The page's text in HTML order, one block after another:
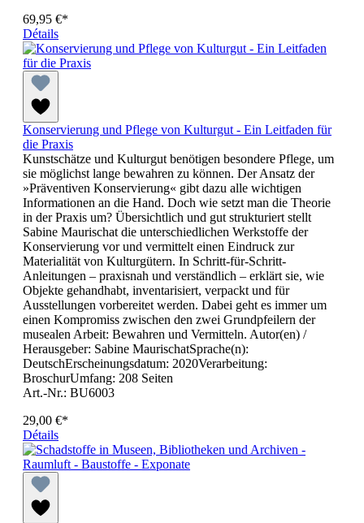
69,95 €*
Détails
Konservierung und Pflege von Kulturgut - Ein Leitfaden für
die Praxis
Kunstschätze und Kulturgut benötigen besondere Pflege, um
sie möglichst lange bewahren zu können. Der Ansatz der
»Präventiven Konservierung« gibt dazu alle wichtigen
Informationen an die Hand. Doch wie setzt man die Theorie
in der Praxis um? Übersichtlich und gut strukturiert stellt
Sabine Maurischat die unterschiedlichen Werkstoffe der
Konservierung vor und vermittelt einen Eindruck zur
Materialität von Kulturgütern. In Schritt-für-Schritt-
Anleitungen – praxisnah und verständlich – erklärt sie, wie
Objekte gehandhabt, inventarisiert, verpackt und für
Ausstellungen vorbereitet werden. Dabei geht es immer um
einen Kompromiss zwischen den zwei Grundpfeilern der
musealen Arbeit: Bewahren und Vermitteln. Autor(en) /
Herausgeber: Sabine MaurischatSprache(n):
DeutschErscheinungsdatum: 2020Verarbeitung:
BroschurUmfang: 208 Seiten
Art.-Nr.: BU6003
29,00 €*
Détails